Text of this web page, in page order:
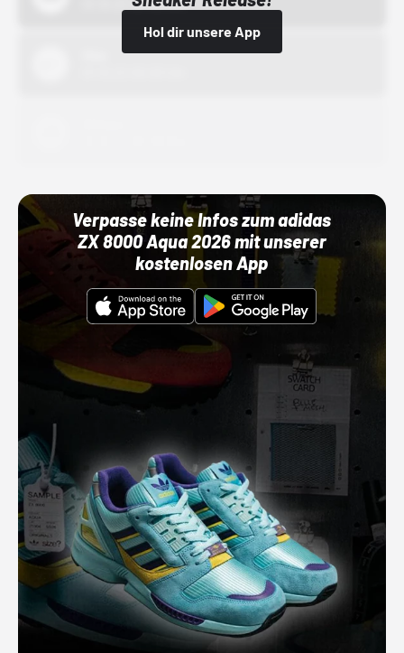
Hol dir unsere App
01.10.22 00:00 Uhr
Verpasse keine Infos zum adidas
ZX 8000 Aqua 2026 mit unserer
kostenlosen App